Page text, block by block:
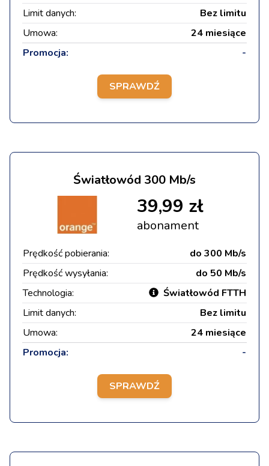
Limit danych:
Bez limitu
Umowa:
24 miesiące
Promocja:
-
SPRAWDŹ
Światłowód 300 Mb/s
39,99 zł
abonament
Prędkość pobierania:
do 300 Mb/s
Prędkość wysyłania:
do 50 Mb/s
Technologia:
Światłowód FTTH
Limit danych:
Bez limitu
Umowa:
24 miesiące
Promocja:
-
SPRAWDŹ